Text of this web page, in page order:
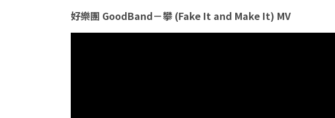
好樂團 GoodBand－攀 (Fake It and Make It) MV